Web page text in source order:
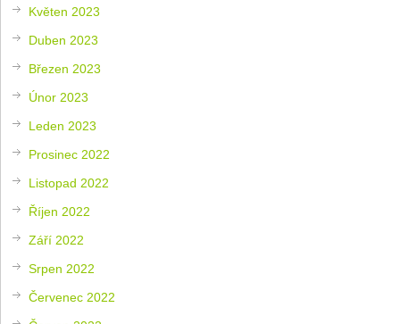
Květen 2023
Duben 2023
Březen 2023
Únor 2023
Leden 2023
Prosinec 2022
Listopad 2022
Říjen 2022
Září 2022
Srpen 2022
Červenec 2022